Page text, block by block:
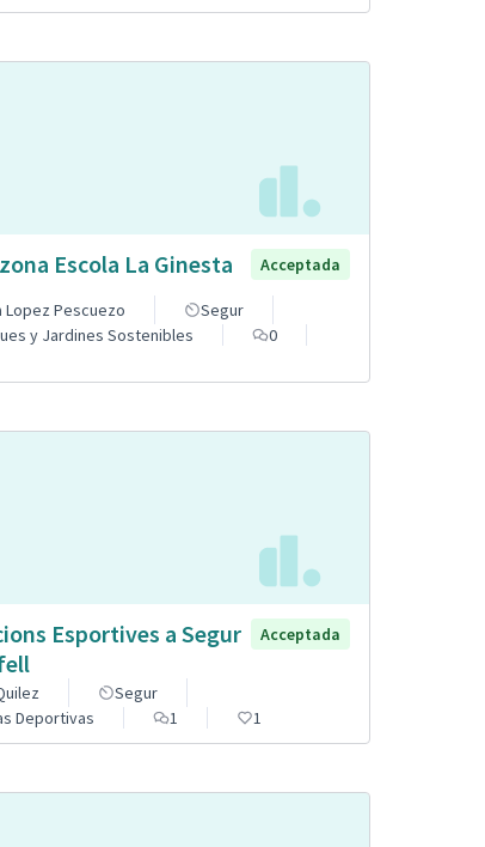
Escola La Ginesta Acceptada
Lopez Pescuezo
Segur
y Jardines Sostenibles
0
Esportives a Segur
Acceptada
Segur
Deportivas
1 1